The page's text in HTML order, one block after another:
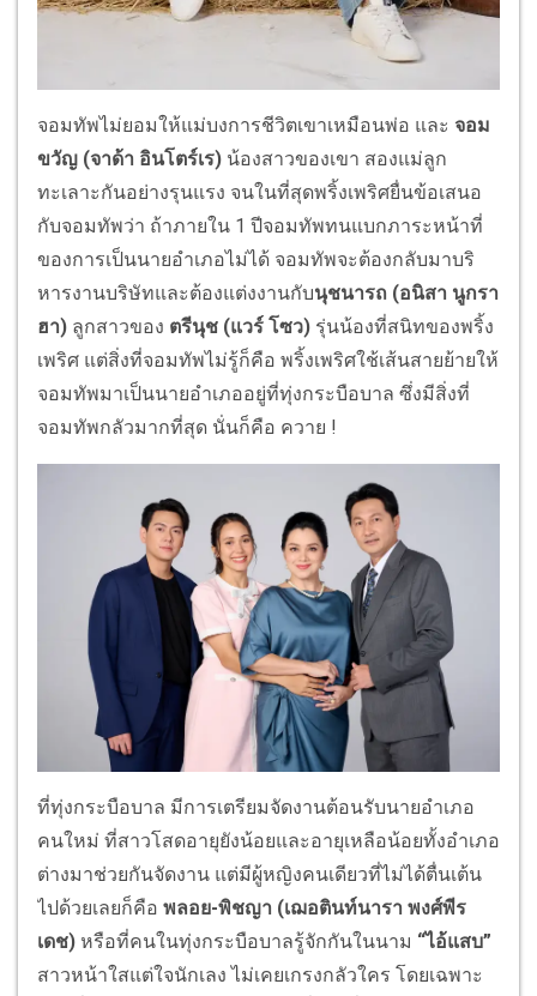
จอมทัพไม่ยอมให้แม่บงการชีวิตเขาเหมือนพ่อ และ จอม
ขวัญ (จาด้า อินโตร์เร) น้องสาวของเขา สองแม่ลูก
ทะเลาะกันอย่างรุนแรง จนในที่สุดพริ้งเพริศยื่นข้อเสนอ
กับจอมทัพว่า ถ้าภายใน 1 ปีจอมทัพทนแบกภาระหน้าที่
ของการเป็นนายอําเภอไม่ได้ จอมทัพจะต้องกลับมาบริ
หารงานบริษัทและต้องแต่งงานกับนุชนารถ (อนิสา นูกรา
ฮา) ลูกสาวของ ตรีนุช (แวร์ โซว) รุ่นน้องที่สนิทของพริ้ง
เพริศ แต่สิ่งที่จอมทัพไม่รู้ก็คือ พริ้งเพริศใช้เส้นสายย้ายให้
จอมทัพมาเป็นนายอําเภออยู่ที่ทุ่งกระบือบาล ซึ่งมีสิ่งที่
จอมทัพกลัวมากที่สุด นั่นก็คือ ควาย !
ที่ทุ่งกระบือบาล มีการเตรียมจัดงานต้อนรับนายอําเภอ
คนใหม่ ที่สาวโสดอายุยังน้อยและอายุเหลือน้อยทั้งอําเภอ
ต่างมาช่วยกันจัดงาน แต่มีผู้หญิงคนเดียวที่ไม่ได้ตื่นเต้น
ไปด้วยเลยก็คือ พลอย-พิชญา (เฌอตินท์นารา พงศ์พีร
เดช) หรือที่คนในทุ่งกระบือบาลรู้จักกันในนาม “ไอ้แสบ”
สาวหน้าใสแต่ใจนักเลง ไม่เคยเกรงกลัวใคร โดยเฉพาะ